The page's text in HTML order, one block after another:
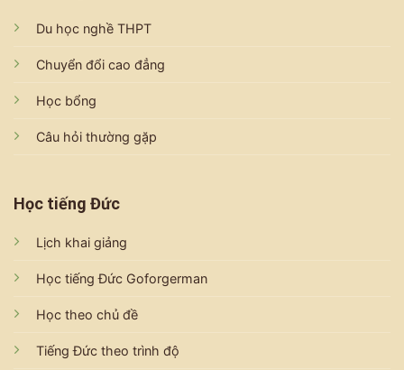
Du học nghề THPT
Chuyển đổi cao đẳng
Học bổng
Câu hỏi thường gặp
Học tiếng Đức
Lịch khai giảng
Học tiếng Đức Goforgerman
Học theo chủ đề
Tiếng Đức theo trình độ